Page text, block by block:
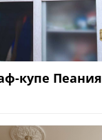
купе Пеания